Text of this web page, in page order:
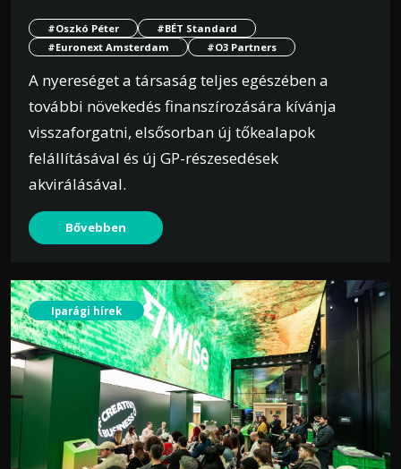
#Oszkó Péter
#BÉT Standard
#Euronext Amsterdam
#O3 Partners
A nyereséget a társaság teljes egészében a
további növekedés finanszírozására kívánja
visszaforgatni, elsősorban új tőkealapok
felállításával és új GP-részesedések
akvirálásával.
Bővebben
Iparági hírek